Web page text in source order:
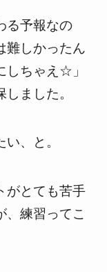
る予報なの
難しかったん
しちゃえ☆」
ました。
、と。
がとても苦手
、練習ってこ